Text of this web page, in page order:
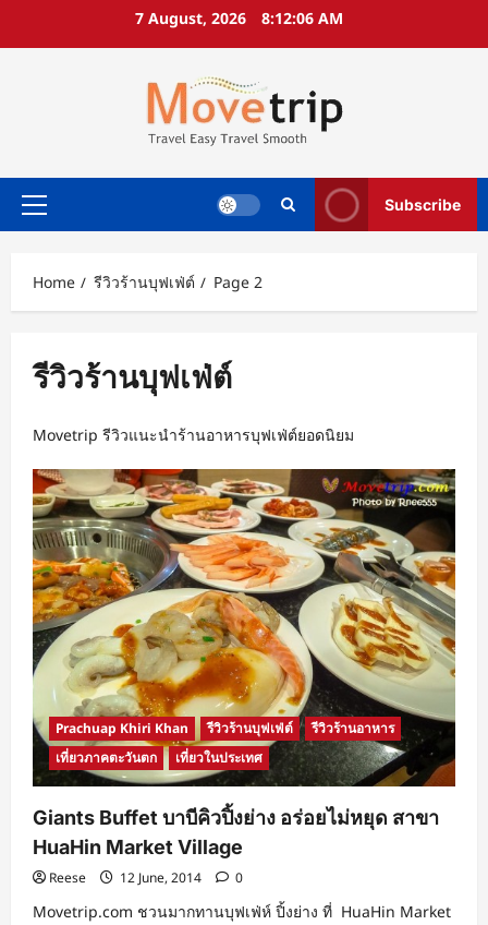
7 August, 2026 8:12:07 AM
Primary
Subscribe
Home รีวิวร้านบุฟเฟ่ต์ Page 2
รีวิวร้านบุฟเฟ่ต์
Movetrip รีวิวแนะนำร้านอาหารบุฟเฟ่ต์ยอดนิยม
Prachuap Khiri Khan รีวิวร้านบุฟเฟ่ต์
รีวิวร้านอาหาร
เที่ยวภาคตะวันตก
เที่ยวในประเทศ
Giants Buffet บาบีคิวปิ้งย่าง อร่อยไม่หยุด สาขา
HuaHin Market Village
Reese 12 June, 2014 0
Movetrip.com ชวนมากทานบุฟเฟ่ห์ ปิ้งย่าง ที่ HuaHin Market